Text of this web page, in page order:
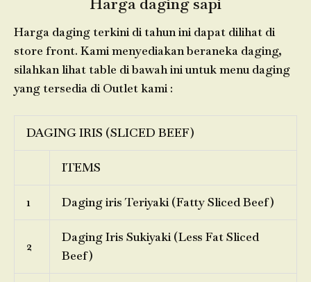
Harga daging terkini di tahun ini dapat dilihat di
store front. Kami menyediakan beraneka daging,
silahkan lihat table di bawah ini untuk menu daging
yang tersedia di Outlet kami :
DAGING IRIS (SLICED BEEF)
ITEMS
1 Daging iris Teriyaki (Fatty Sliced Beef)
2
Daging Iris Sukiyaki (Less Fat Sliced
Beef)